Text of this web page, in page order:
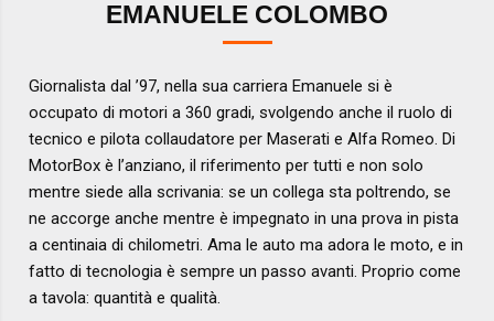
EMANUELE COLOMBO
Giornalista dal ’97, nella sua carriera Emanuele si è
occupato di motori a 360 gradi, svolgendo anche il ruolo di
tecnico e pilota collaudatore per Maserati e Alfa Romeo. Di
MotorBox è l’anziano, il riferimento per tutti e non solo
mentre siede alla scrivania: se un collega sta poltrendo, se
ne accorge anche mentre è impegnato in una prova in pista
a centinaia di chilometri. Ama le auto ma adora le moto, e in
fatto di tecnologia è sempre un passo avanti. Proprio come
a tavola: quantità e qualità.